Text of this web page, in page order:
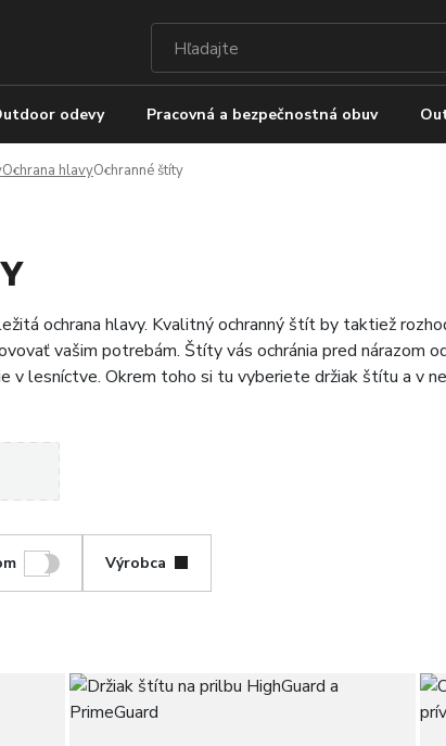
odevy Pracovná a bezpečnostná obuv
Ochrana hlavyOchranné štíty
ochrana hlavy. Kvalitný ochranný štít by taktiež
vašim potrebám. Štíty vás ochránia pred nárazom
v lesníctve. Okrem toho si tu vyberiete držiak štítu a v
Výrobca